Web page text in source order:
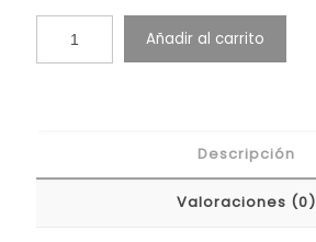
Añadir al carrito
Descripción
Valoraciones (0)